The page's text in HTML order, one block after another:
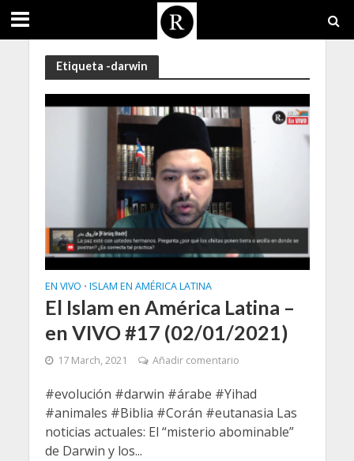
Etiqueta -darwin
EN VIVO • ISLAM EN AMÉRICA LATINA
El Islam en América Latina –
en VIVO #17 (02/01/2021)
17 March, 2021 Añadir comentario
#evolución​ #darwin​ #árabe​ #Yihad​
#animales​ #Biblia​ #Corán​ #eutanasia Las
noticias actuales: El “misterio abominable”
de Darwin y los...